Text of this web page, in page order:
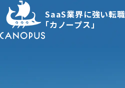
SaaS業界に強い転
「カノープス」